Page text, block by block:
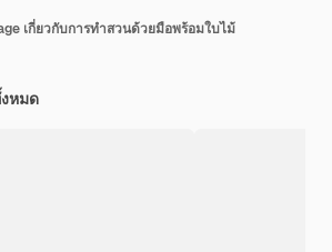
เกี่ยวกับการทำสวนด้วยมือพร้อมใบไม้
หมด